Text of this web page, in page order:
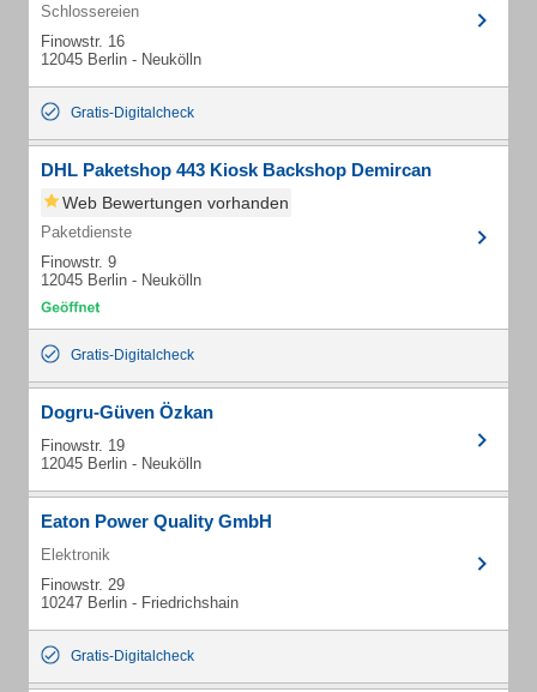
Schlossereien
Finowstr. 16
12045 Berlin - Neukölln
Gratis-Digitalcheck
DHL Paketshop 443 Kiosk Backshop Demircan
Web Bewertungen vorhanden
Paketdienste
Finowstr. 9
12045 Berlin - Neukölln
Gratis-Digitalcheck
Dogru-Güven Özkan
Finowstr. 19
12045 Berlin - Neukölln
Eaton Power Quality GmbH
Elektronik
Finowstr. 29
10247 Berlin - Friedrichshain
Gratis-Digitalcheck